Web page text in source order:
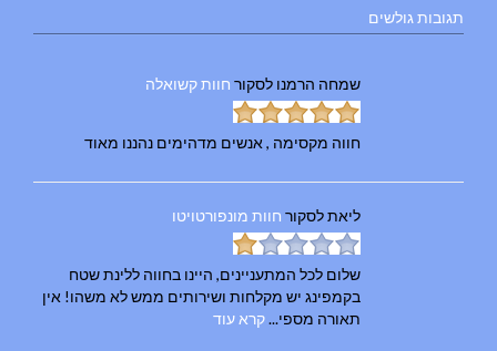
תגובות גולשים
שמחה הרמנו לסקור חוות קשואלה
חווה מקסימה , אנשים מדהימים נהננו מאוד
ליאתלסקור חוות מונפורטויטו
שלום לכל המתעניינים, היינו בחווה ללינת שטח
בקמפינג יש מקלחות ושירותים ממש לא משהו! אין
תאורה מספי...קרא עוד